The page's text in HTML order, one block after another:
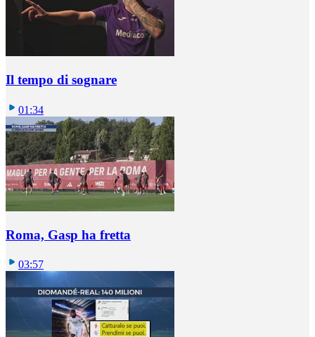
Il tempo di sognare
01:34
Roma, Gasp ha fretta
03:57